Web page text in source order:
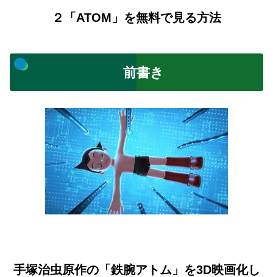
２「ATOM」を無料で見る方法
前書き
手塚治虫原作の「鉄腕アトム」を3D映画化し